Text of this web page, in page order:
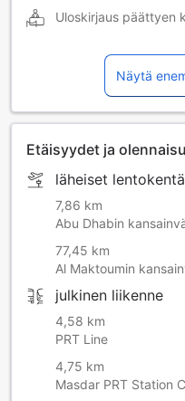
romania
venäjä
Uloskirjaus päättyen
Näytä
Etäisyydet ja
läheiset
7,86 km
Abu Dhabin
77,45 km
Al Maktoumin
julkinen liikenne
4,58 km
PRT Line
4,75 km
Masdar PRT Station